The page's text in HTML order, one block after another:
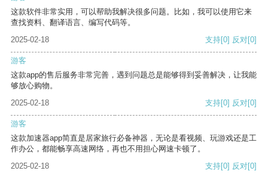
这款软件非常实用，可以帮助我解决很多问题。比如，我可以使用它来
查找资料、翻译语言、编写代码等。
2025-02-18
支持[0] 反对[0]
游客
这款app的售后服务非常完善，遇到问题总是能够得到妥善解决，让我能
够放心购物。
2025-02-18
支持[0] 反对[0]
游客
这款加速器app简直是居家旅行必备神器，无论是看视频、玩游戏还是工
作办公，都能畅享高速网络，再也不用担心网速卡顿了。
2025-02-18
支持[0] 反对[0]